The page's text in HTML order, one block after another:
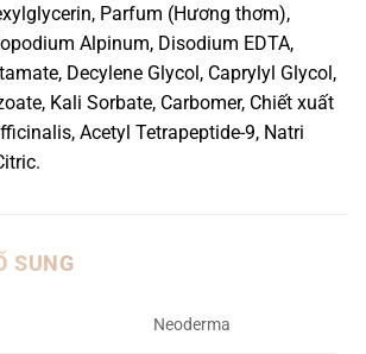
Parfum (Hương thơm),
Alpinum, Disodium EDTA,
Decylene Glycol, Caprylyl Glycol,
Kali Sorbate, Carbomer, Chiết xuất
Acetyl Tetrapeptide-9, Natri
SUNG
Neoderma